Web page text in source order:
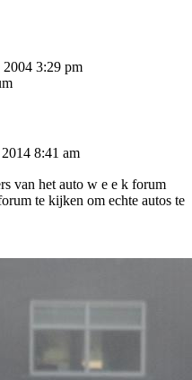
3:29 pm
8:41 am
van het auto w e e k forum
te kijken om echte autos te